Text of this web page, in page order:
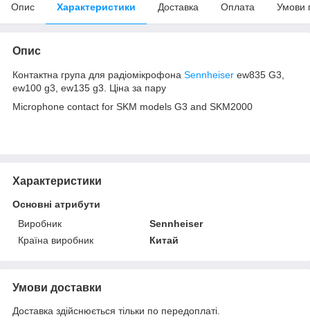
Опис Характеристики Доставка Оплата Умови
Опис
Контактна група для радіомікрофона Sennheiser ew835 G3,
ew100 g3, ew135 g3. Ціна за пару
Microphone contact for SKM models G3 and SKM2000
Характеристики
Основні атрибути
Виробник
Sennheiser
Країна виробник
Китай
Умови доставки
Доставка здійснюється тільки по передоплаті.